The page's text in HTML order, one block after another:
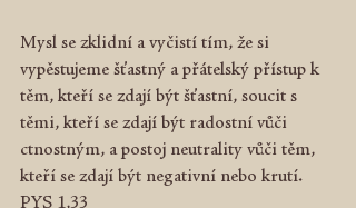
Mysl se zklidní a vyčistí tím, že si
vypěstujeme šťastný a přátelský přístup k
těm, kteří se zdají být šťastní, soucit s
těmi, kteří se zdají být radostní vůči
ctnostným, a postoj neutrality vůči těm,
kteří se zdají být negativní nebo krutí.
PYS 1,33